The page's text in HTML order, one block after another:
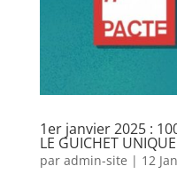
1er janvier 2025 :
LE GUICHET UNIQUE
par admin-site | 12